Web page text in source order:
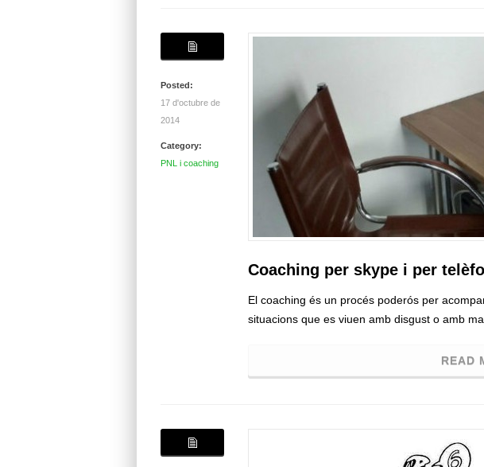
Posted:
17 d'octubre de
2014
Category:
PNL i coaching
Coaching per skype i per
El coaching és un procés poderós per
situacions que es viuen amb disgust o amb
READ